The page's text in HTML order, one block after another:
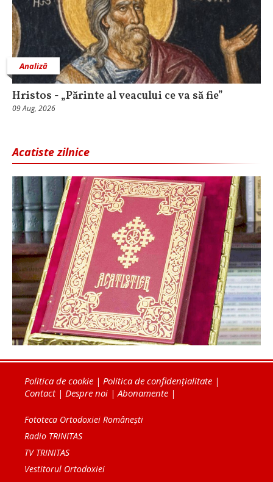
Analiză
Hristos - „Părinte al veacului ce va să fie”
09 Aug, 2026
Acatiste zilnice
Politica de cookie | Politica de confidențialitate |
Contact| Despre noi | Abonamente |
Fototeca Ortodoxiei Românești
Radio TRINITAS
TV TRINITAS
Vestitorul Ortodoxiei